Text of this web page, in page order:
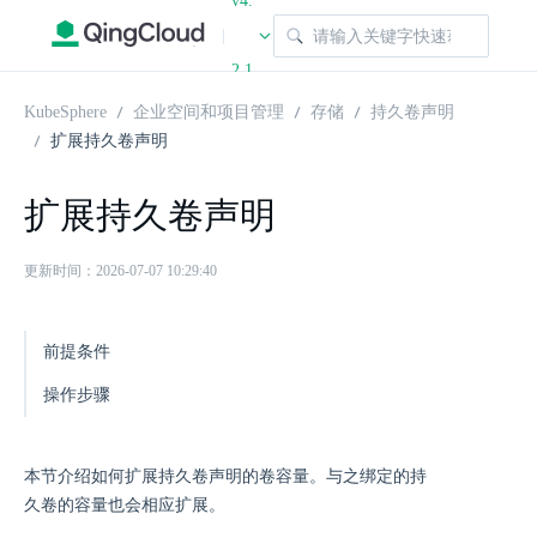
|
2.1
KubeSphere 企业空间和项目管理 存储
持久卷声明
扩展持久卷声明
扩展持久卷声明
更新时间：2026-07-07 10:29:40
前提条件
操作步骤
本节介绍如何扩展持久卷声明的卷容量。与之绑定的持
久卷的容量也会相应扩展。